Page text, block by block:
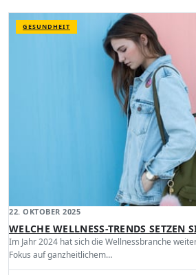
GESUNDHEIT
22. OKTOBER 2025
WELCHE WELLNESS-TRENDS SETZEN
Im Jahr 2024 hat sich die Wellnessbranche
Fokus auf ganzheitlichem…